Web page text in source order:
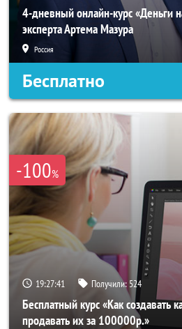
4-дневный онлайн-курс «Деньги
эксперта Артема Мазура
Россия
Бесплатно
-100%
19:27:38 Получили: 524
Бесплатный курс «Как создавать
продавать их за 100000р.»